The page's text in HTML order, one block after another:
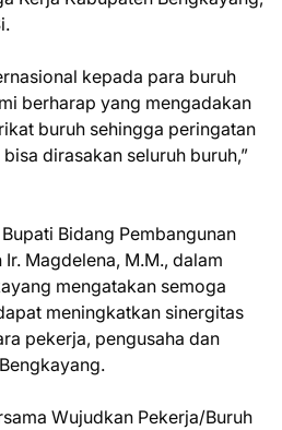
kepada para buruh
berharap yang mengadakan
buruh sehingga peringatan
dirasakan seluruh buruh,”
Bidang Pembangunan
Magdelena, M.M., dalam
mengatakan semoga
meningkatkan sinergitas
pekerja, pengusaha dan
Wujudkan Pekerja/Buruh